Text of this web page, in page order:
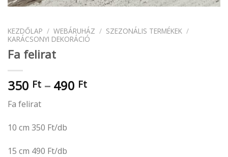
KEZDŐLAP / WEBÁRUHÁZ / SZEZONÁLIS TERMÉKEK /
KARÁCSONYI DEKORÁCIÓ
Fa felirat
350 Ft – 490 FtÁrtartomány:
Fa felirat
10 cm 350 Ft/db
15 cm 490 Ft/db